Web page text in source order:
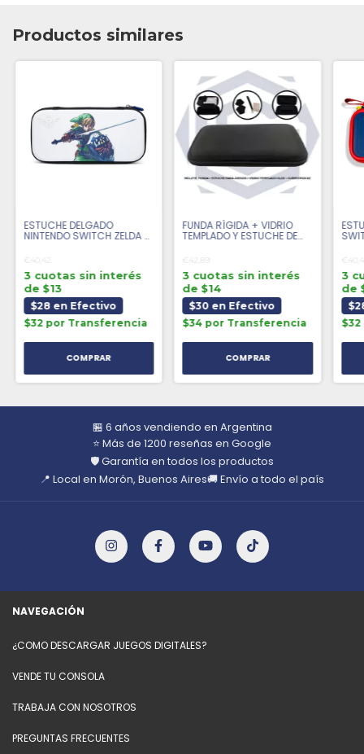
Productos similares
ESTUCHE DELGADO
NINTENDO SWITCH ZELDA -
€40,42
3 cuotas sin interés
de $13
$28 en Efectivo
$32 por Transferencia
FUNDA RÍGIDA + VIDRIO
TEMPLADO Y ESTUCHE DE
OLED
€42,89
3 cuotas sin interés
de $14
$30 en Efectivo
$34 por Transferencia
3
de
🏪 6 años vendiendo en Argentina
⭐ Más de 1200 reseñas en Google
🛡️ Garantía en todos los productos
📍 Local en Morón, Buenos Aires🚚 Envío a todo el país
NAVEGACIÓN
¿COMO DESCARGAR JUEGOS DIGITALES?
VENDE TU CONSOLA
TRABAJA CON NOSOTROS
PREGUNTAS FRECUENTES